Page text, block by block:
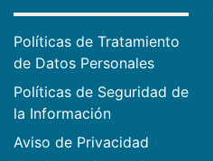
Políticas de Tratamiento
de Datos Personales
Políticas de Seguridad de
la Información
Aviso de Privacidad